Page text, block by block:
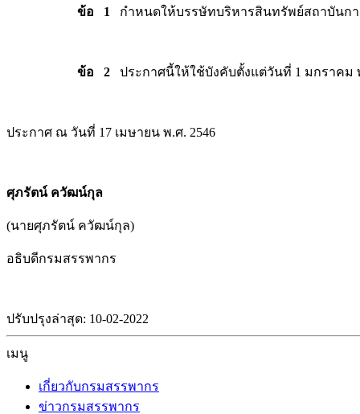
ข้อ 1 กำหนดให้บรรษัทบริหารสินทรัพย์สถาบันกา
ข้อ 2 ประกาศนี้ให้ใช้บังคับตั้งแต่วันที่ 1 มกราคม
ประกาศ ณ วันที่ 17 เมษายน พ.ศ. 2546
ศุภรัตน์ ควัฒน์กุล
(นายศุภรัตน์ ควัฒน์กุล)
อธิบดีกรมสรรพากร
ปรับปรุงล่าสุด: 10-02-2022
เมนู
เกี่ยวกับกรมสรรพากร
ข่าวกรมสรรพากร